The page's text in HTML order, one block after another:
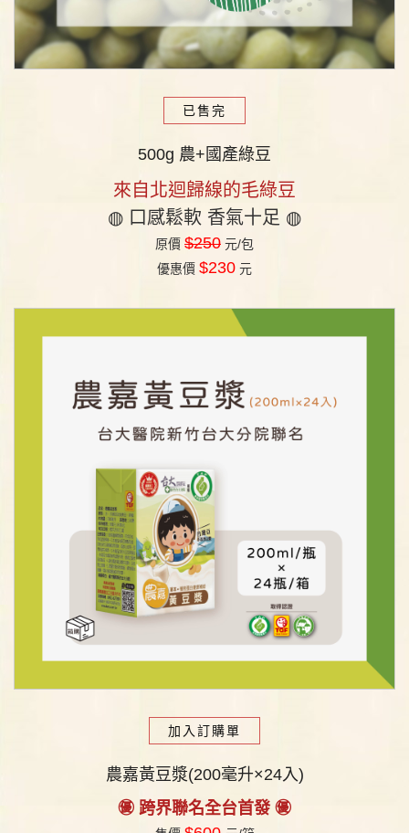
已售完
500g 農+國產綠豆
來自北迴歸線的毛綠豆
◍ 口感鬆軟 香氣十足 ◍
原價 $250 元/包
優惠價 $230 元
加入訂購單
農嘉黃豆漿(200毫升×24入)
㊝ 跨界聯名全台首發 ㊝